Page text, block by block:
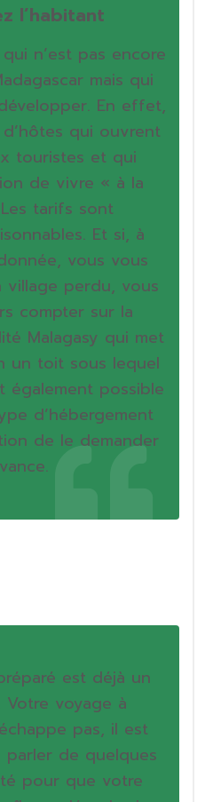
l’habitant
n’est pas encore
mais qui
En effet,
qui ouvrent
touristes et qui
de vivre « à la
tarifs sont
Et si, à
vous vous
village perdu, vous
compter sur la
Malagasy qui met
un toit sous lequel
également possible
d’hébergement
de le demander
est déjà un
Votre voyage à
pas, il est
de quelques
pour que votre